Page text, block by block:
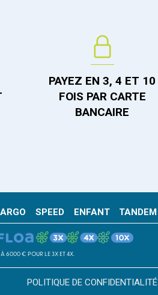
PAYEZ EN 3, 4 ET 10
FOIS PAR CARTE
BANCAIRE
SPEED ENFANT TANDEM
À 6000 € POUR LE 3X ET 4X.
POLITIQUE DE CONFIDENTIALITÉ